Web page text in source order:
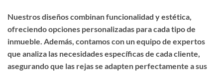
Nuestros diseños combinan funcionalidad y estética,
ofreciendo opciones personalizadas para cada tipo de
inmueble. Además, contamos con un equipo de expertos
que analiza las necesidades específicas de cada cliente,
asegurando que las rejas se adapten perfectamente a sus